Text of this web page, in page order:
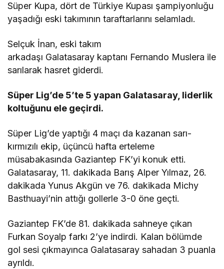
Süper Kupa, dört de Türkiye Kupası şampiyonluğu
yaşadığı eski takımının taraftarlarını selamladı.
Selçuk İnan, eski takım
arkadaşı Galatasaray kaptanı Fernando Muslera ile
sarılarak hasret giderdi.
Süper Lig’de 5’te 5 yapan Galatasaray, liderlik
koltuğunu ele geçirdi.
Süper Lig’de yaptığı 4 maçı da kazanan sarı-
kırmızılı ekip, üçüncü hafta erteleme
müsabakasında Gaziantep FK’yi konuk etti.
Galatasaray, 11. dakikada Barış Alper Yılmaz, 26.
dakikada Yunus Akgün ve 76. dakikada Michy
Basthuayi’nin attığı gollerle 3-0 öne geçti.
Gaziantep FK’de 81. dakikada sahneye çıkan
Furkan Soyalp farkı 2’ye indirdi. Kalan bölümde
gol sesi çıkmayınca Galatasaray sahadan 3 puanla
ayrıldı.